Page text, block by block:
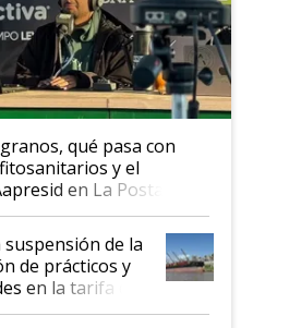
qué pasa con
y el
en La Posta
suspensión de la
de prácticos y
en la tarifa de